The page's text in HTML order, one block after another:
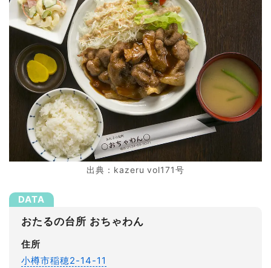
出典：kazeru vol171号
おたるの台所 おちゃわん
住所
小樽市稲穂2-14-11